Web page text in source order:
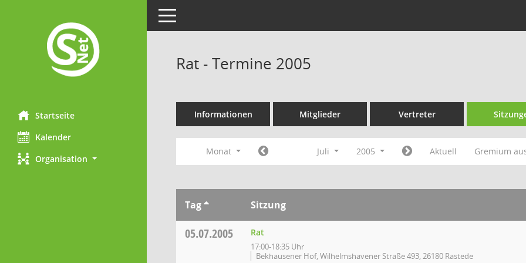
Startseite
Kalender
Organisation
Toggle navigation
Rat - Termine 2005
Informationen Mitglieder Vertreter
Monat Juli 2005 Aktuell Gremium
Tag Sitzung
05.07.2005 Rat
17:00-18:35 Uhr
Bekhausener Hof, Wilhelmshavener Straße 493, 26180 Rastede